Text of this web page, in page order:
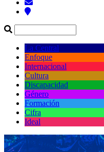
La Central
Enfoque
Internacional
Cultura
Discapacidad
Género
Formación
Cifra
Ideal